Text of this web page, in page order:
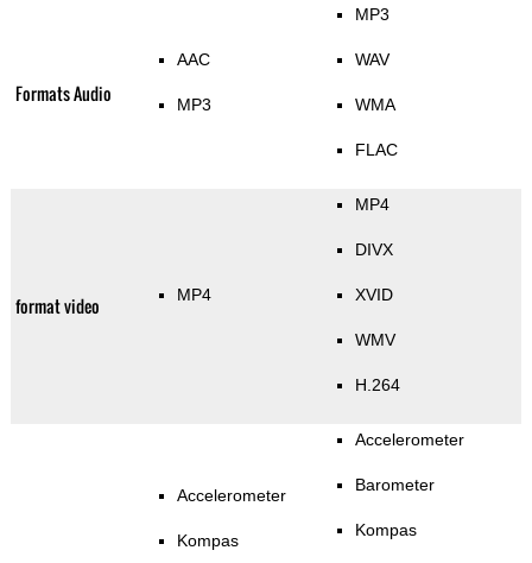
Formats Audio
AAC
MP3
MP3
WAV
WMA
FLAC
format video MP4
MP4
DIVX
XVID
WMV
H.264
Accelerometer
Kompas
Accelerometer
Barometer
Kompas